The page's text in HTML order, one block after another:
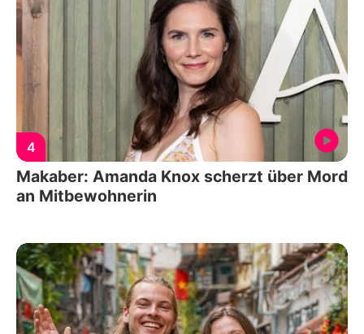
4
Makaber: Amanda Knox scherzt über Mord
an Mitbewohnerin